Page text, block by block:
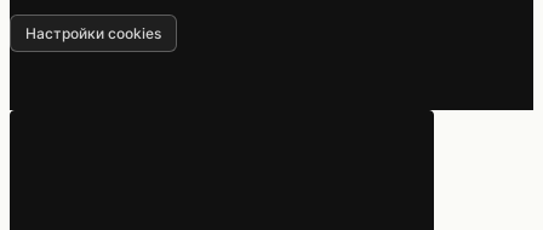
Настройки cookies